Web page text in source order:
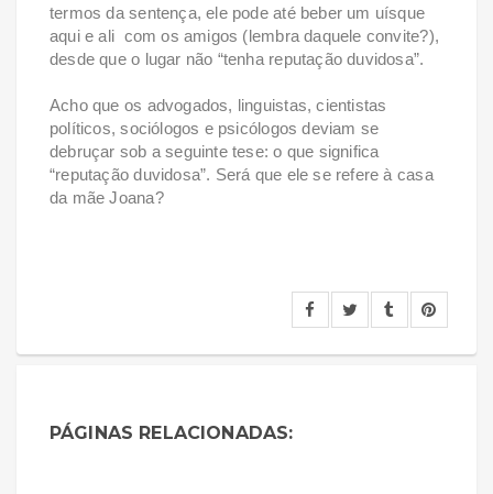
termos da sentença, ele pode até beber um uísque
aqui e ali com os amigos (lembra daquele convite?),
desde que o lugar não “tenha reputação duvidosa”.
Acho que os advogados, linguistas, cientistas
políticos, sociólogos e psicólogos deviam se
debruçar sob a seguinte tese: o que significa
“reputação duvidosa”. Será que ele se refere à casa
da mãe Joana?
PÁGINAS RELACIONADAS: